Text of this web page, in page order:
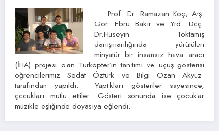
Prof. Dr. Ramazan Koç, Arş.
Gör. Ebru Bakır ve Yrd. Doç.
Dr.Hüseyin Toktamış
danışmanlığında yürütülen
minyatür bir insansız hava aracı
(İHA) projesi olan Turkopter’in tanıtımı ve uçuş gösterisi
öğrencilerimiz Sedat Öztürk ve Bilgi Ozan Akyüz
tarafından yapıldı. Yaptıkları gösteriler sayesinde,
çocukları mutlu ettiler. Gösteri sonunda ise çocuklar
müzikle eşliğinde doyasıya eğlendi.